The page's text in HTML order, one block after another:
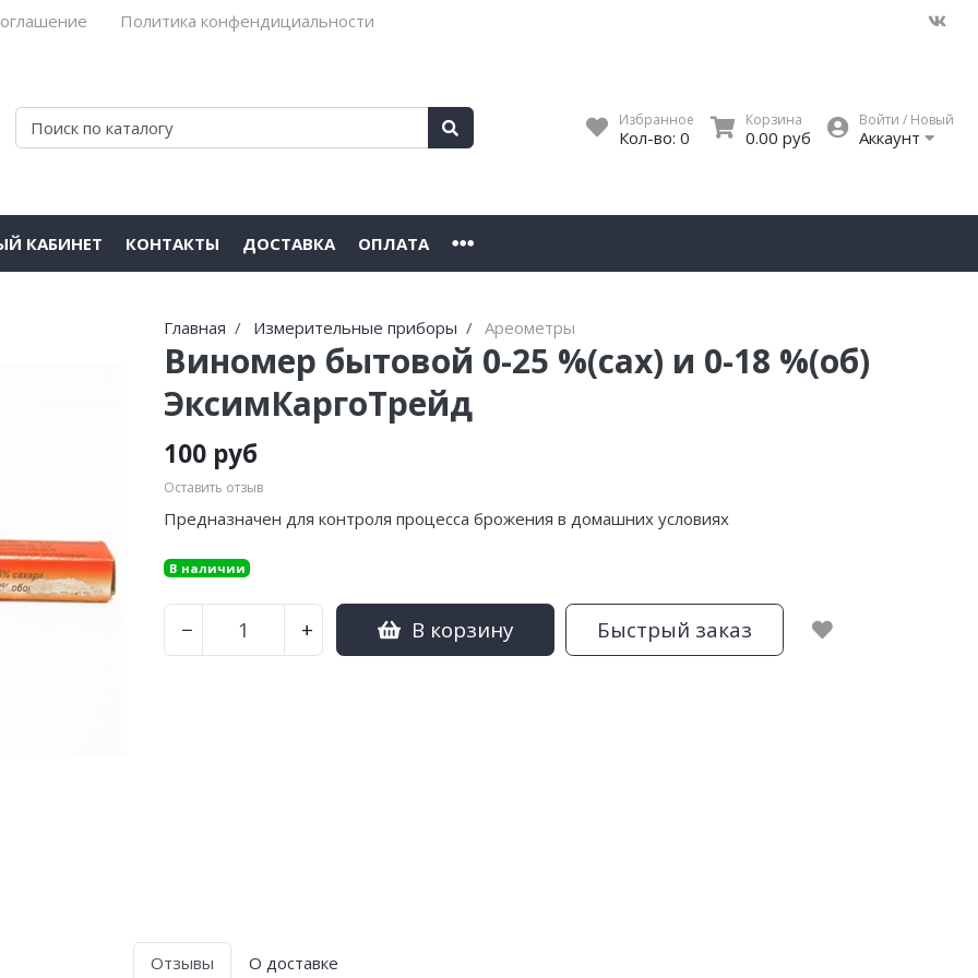
Политика конфендициальности
Избранное
Кол-во: 0
Корзина
0.00 руб
Войти / Новый
Аккаунт
КАБИНЕТ КОНТАКТЫ ДОСТАВКА ОПЛАТА
Главная Измерительные приборы Ареометры
Виномер бытовой 0-25 %(сах) и 0-18 %(об)
ЭксимКаргоТрейд
100 руб
Оставить отзыв
Предназначен для контроля процесса брожения в домашних условиях
В наличии
− + В корзину Быстрый заказ
Отзывы О доставке